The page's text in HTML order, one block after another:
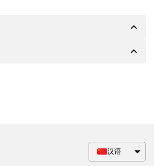
expand_less
，如果需要，还可以提供 Paypal 或
expand_less
汉语